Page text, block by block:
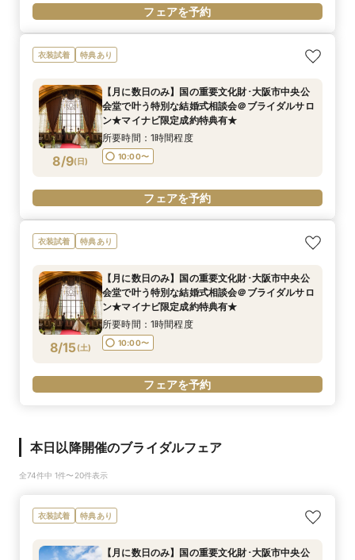
フェアを予約
衣装試着 特典あり
8/9(日)
【月に数日のみ】国の重要文化財･大阪市中央公
会堂で叶う特別な結婚式相談会＠ブライダルサロ
ン★マイナビ限定成約特典有★
所要時間：1時間程度
10:00〜
フェアを予約
衣装試着 特典あり
8/15(土)
【月に数日のみ】国の重要文化財･大阪市中央公
会堂で叶う特別な結婚式相談会＠ブライダルサロ
ン★マイナビ限定成約特典有★
所要時間：1時間程度
10:00〜
フェアを予約
本日以降開催のブライダルフェア
全74件中 1件〜20件表示
衣装試着 特典あり
【月に数日のみ】国の重要文化財･大阪市中央公